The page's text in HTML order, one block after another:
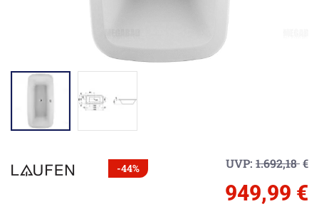
-44% UVP: 1.692,18€
949,99 €